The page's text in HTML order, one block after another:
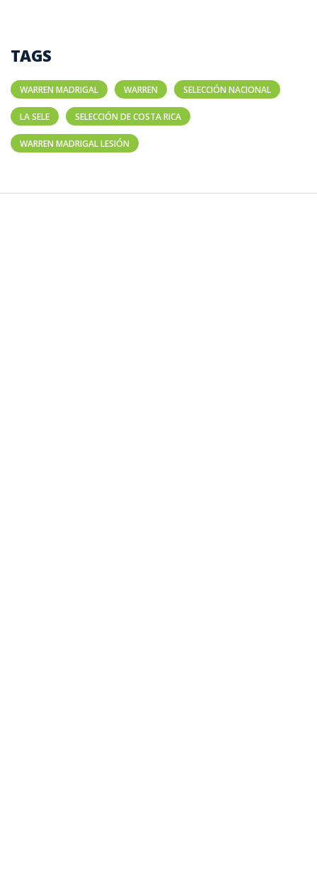
TAGS
WARREN MADRIGAL WARREN SELECCIÓN NACIONAL
LA SELE SELECCIÓN DE COSTA RICA
WARREN MADRIGAL LESIÓN